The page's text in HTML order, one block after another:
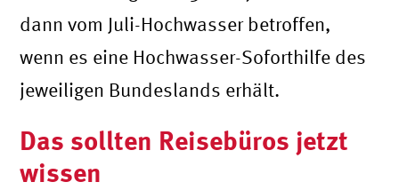
dann vom Juli-Hochwasser betroffen,
wenn es eine Hochwasser-Soforthilfe des
jeweiligen Bundeslands erhält.
Das sollten Reisebüros jetzt
wissen